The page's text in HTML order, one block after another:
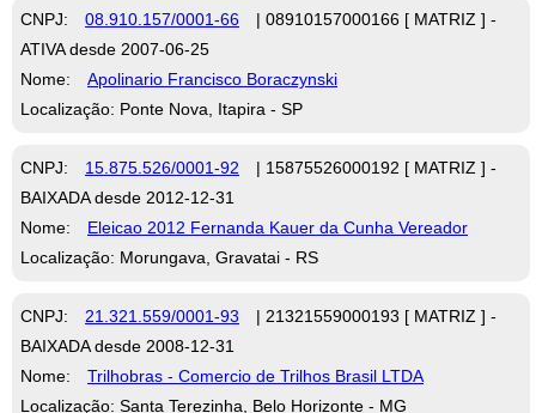
CNPJ: 08.910.157/0001-66
| 08910157000166 [ MATRIZ ] -
ATIVA desde 2007-06-25
Nome:
Apolinario Francisco Boraczynski
Localização: Ponte Nova, Itapira - SP
CNPJ: 15.875.526/0001-92
| 15875526000192 [ MATRIZ ] -
BAIXADA desde 2012-12-31
Nome:
Eleicao 2012 Fernanda Kauer da Cunha Vereador
Localização: Morungava, Gravatai - RS
CNPJ: 21.321.559/0001-93
| 21321559000193 [ MATRIZ ] -
BAIXADA desde 2008-12-31
Nome:
Trilhobras - Comercio de Trilhos Brasil LTDA
Localização: Santa Terezinha, Belo Horizonte - MG